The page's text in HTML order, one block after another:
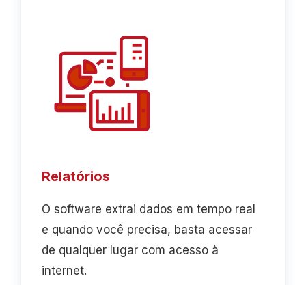
Relatórios
O software extrai dados em tempo real
e quando você precisa, basta acessar
de qualquer lugar com acesso à
internet.